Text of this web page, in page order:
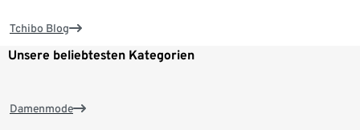
Tchibo Blog
Unsere beliebtesten Kategorien
Damenmode